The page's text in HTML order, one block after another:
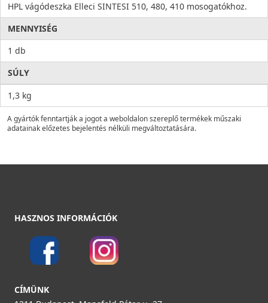
HPL vágódeszka Elleci SINTESI 510, 480, 410 mosogatókhoz.
MENNYISÉG
1 db
SÚLY
1,3 kg
A gyártók fenntartják a jogot a weboldalon szereplő termékek műszaki
adatainak előzetes bejelentés nélküli megváltoztatására.
HASZNOS INFORMÁCIÓK
CÍMÜNK